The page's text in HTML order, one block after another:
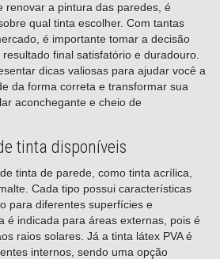
renovar a pintura das paredes, é
qual tinta escolher. Com tantas
é importante tomar a decisão
final satisfatório e duradouro.
dicas valiosas para ajudar você a
da forma correta e transformar sua
aconchegante e cheio de
tinta disponíveis
tinta de parede, como tinta acrílica,
Cada tipo possui características
para diferentes superfícies e
é indicada para áreas externas, pois é
raios solares. Já a tinta látex PVA é
internos, sendo uma opção